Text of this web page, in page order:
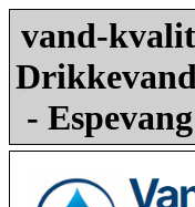
vand-
Drikkevand
-